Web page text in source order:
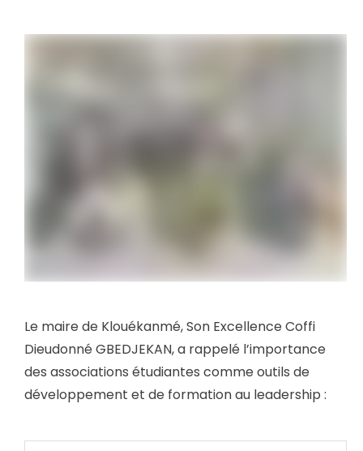
Le maire de Klouékanmé, Son Excellence Coffi
Dieudonné GBEDJEKAN, a rappelé l’importance
des associations étudiantes comme outils de
développement et de formation au leadership :